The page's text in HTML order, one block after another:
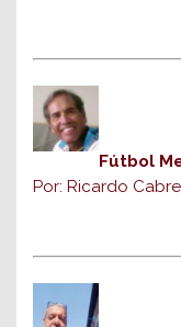
Fútbol
Por: Ricardo